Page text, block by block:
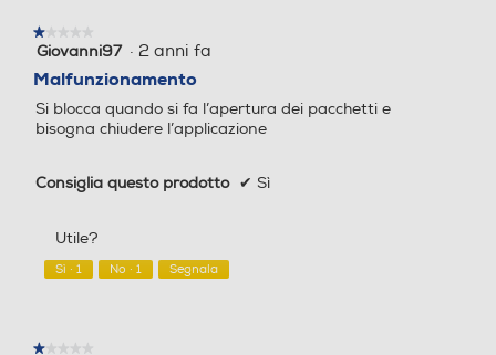
★★★★★
★★★★★
1
5
stelle.
Giovanni97 · 2 anni fa
Malfunzionamento
Si blocca quando si fa l’apertura dei pacchetti e
bisogna chiudere l’applicazione
Consiglia questo prodotto ✔ Sì
Utile?
Sì · 1 No · 1 Segnala
★★★★★
★★★★★